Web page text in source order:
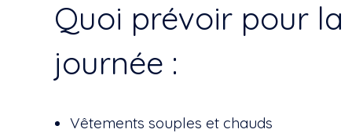
Quoi prévoir pour la
journée :
Vêtements souples et chauds